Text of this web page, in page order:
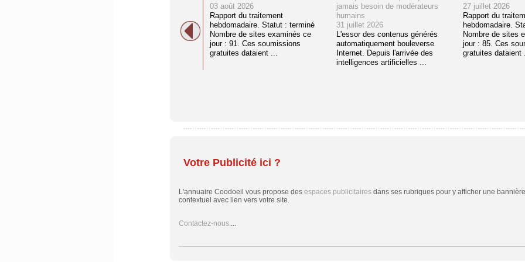
03 août 2026
Rapport du traitement
hebdomadaire. Statut : terminé
Nombre de sites examinés ce
jour : 91. Ces soumissions
gratuites dataient ...
jamais besoin de modérateurs
humains
31 juillet 2026
L'essor des contenus générés
automatiquement bouleverse
Internet. Depuis l'arrivée des
intelligences artificielles ...
27 juillet 2026
Rapport du
hebdomadaire.
Nombre de sites
jour : 85. Ces
gratuites dataient
Votre Publicité ici ?
L'annuaire Coodoeil vous propose des espaces publicitairesdans ses rubriques pour y afficher une
contextuel avec lien vers votre site.
Contactez-nous....